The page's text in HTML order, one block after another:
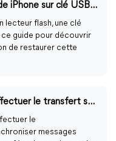
Comment effectuer la sauvegarde iPhone sur clé USB ?
lecteur flash, une clé
ce guide pour découvrir
de restaurer cette
2 Façons optimale : Comment effectuer le transfert sms iPhone vers iPad
le
messages